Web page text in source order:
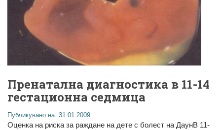
Пренатална диагностика в 11-14
гестационна седмица
Публикувано на: 31.01.2009
Оценка на риска за раждане на дете с болест на ДаунВ 11-